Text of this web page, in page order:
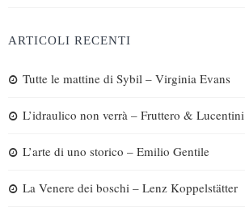
ARTICOLI RECENTI
Tutte le mattine di Sybil – Virginia Evans
L’idraulico non verrà – Fruttero & Lucentini
L’arte di uno storico – Emilio Gentile
La Venere dei boschi – Lenz Koppelstätter